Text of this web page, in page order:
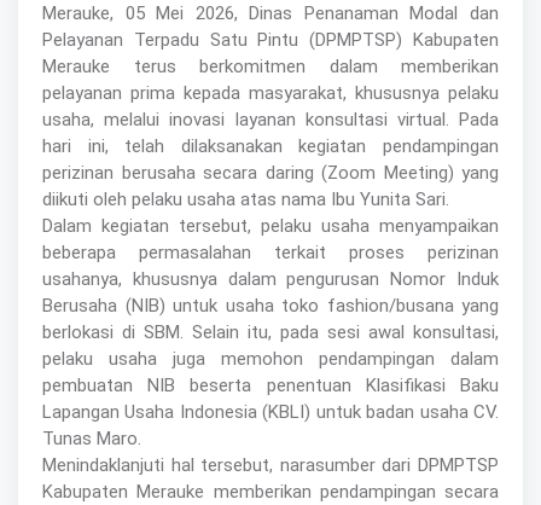
Merauke, 05 Mei 2026, Dinas Penanaman Modal dan
Pelayanan Terpadu Satu Pintu (DPMPTSP) Kabupaten
Merauke terus berkomitmen dalam memberikan
pelayanan prima kepada masyarakat, khususnya pelaku
usaha, melalui inovasi layanan konsultasi virtual. Pada
hari ini, telah dilaksanakan kegiatan pendampingan
perizinan berusaha secara daring (Zoom Meeting) yang
diikuti oleh pelaku usaha atas nama Ibu Yunita Sari.
Dalam kegiatan tersebut, pelaku usaha menyampaikan
beberapa permasalahan terkait proses perizinan
usahanya, khususnya dalam pengurusan Nomor Induk
Berusaha (NIB) untuk usaha toko fashion/busana yang
berlokasi di SBM. Selain itu, pada sesi awal konsultasi,
pelaku usaha juga memohon pendampingan dalam
pembuatan NIB beserta penentuan Klasifikasi Baku
Lapangan Usaha Indonesia (KBLI) untuk badan usaha CV.
Tunas Maro.
Menindaklanjuti hal tersebut, narasumber dari DPMPTSP
Kabupaten Merauke memberikan pendampingan secara